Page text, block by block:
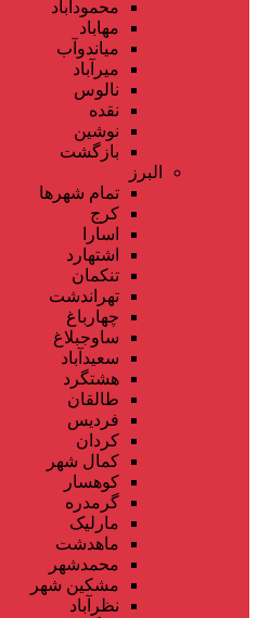
محمودآباد
مهاباد
میاندوآب
میرآباد
نالوس
نقده
نوشین
بازگشت
البرز
تمام شهر‌ها
کرج
اسارا
اشتهارد
تنکمان
تهراندشت
چهارباغ
ساوجبلاغ
سعیدآباد
هشتگرد
طالقان
فردیس
کردان
کمال شهر
کوهسار
گرمدره
مارلیک
ماهدشت
محمدشهر
مشکین شهر
نظرآباد